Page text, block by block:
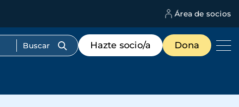
Área de socios
Menú
de
destacados
Hazte socio/a Dona